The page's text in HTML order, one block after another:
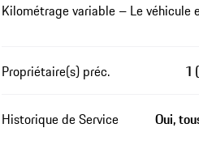
Kilométrage variable – Le véhicule
Propriétaire(s) préc. 1
Historique de Service
Oui,